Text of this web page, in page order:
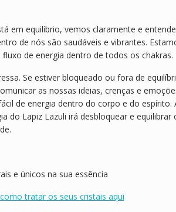
em equilíbrio, vemos claramente e
de nós são saudáveis ​​e vibrantes.
de energia dentro de todos os chakras.
Se estiver bloqueado ou fora de
as nossas ideias, crenças e
de energia dentro do corpo e do espírito.
do Lapiz Lazuli irá desbloquear e equilibrar
e únicos na sua essência
tratar os seus cristais aqui